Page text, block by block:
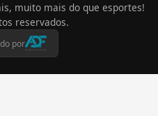
muito mais do que esportes!
reservados.
por